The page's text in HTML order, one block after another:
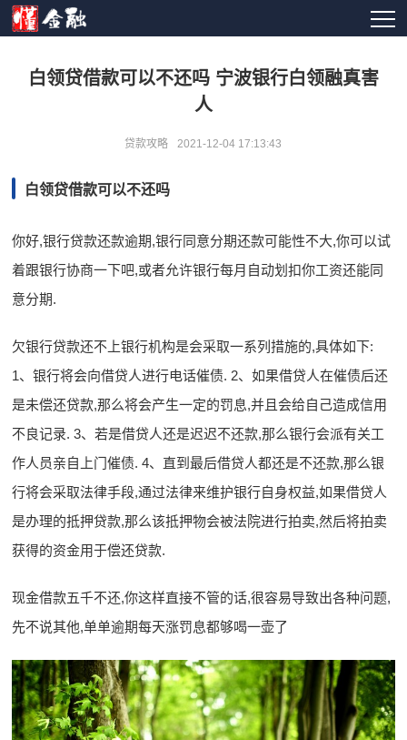
白领贷借款可以不还吗 宁波银行白领融真害
人
贷款攻略 2021-12-04 17:13:43
白领贷借款可以不还吗
你好,银行贷款还款逾期,银行同意分期还款可能性不大,你可以试
着跟银行协商一下吧,或者允许银行每月自动划扣你工资还能同
意分期.
欠银行贷款还不上银行机构是会采取一系列措施的,具体如下:
1、银行将会向借贷人进行电话催债. 2、如果借贷人在催债后还
是未偿还贷款,那么将会产生一定的罚息,并且会给自己造成信用
不良记录. 3、若是借贷人还是迟迟不还款,那么银行会派有关工
作人员亲自上门催债. 4、直到最后借贷人都还是不还款,那么银
行将会采取法律手段,通过法律来维护银行自身权益,如果借贷人
是办理的抵押贷款,那么该抵押物会被法院进行拍卖,然后将拍卖
获得的资金用于偿还贷款.
现金借款五千不还,你这样直接不管的话,很容易导致出各种问题,
先不说其他,单单逾期每天涨罚息都够喝一壶了